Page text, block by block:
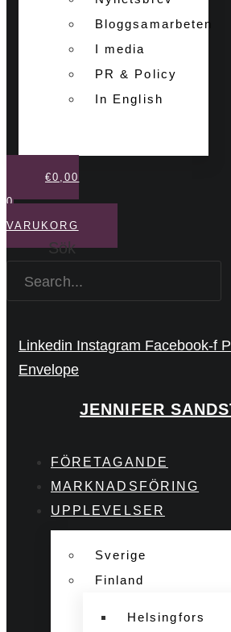
Bloggsamarbeten
I media
PR & Policy
In English
€0,00
0
VARUKORG
Sök
Linkedin Instagram Facebook-f
Envelope
JENNIFER
FÖRETAGANDE
MARKNADSFÖRING
UPPLEVELSER
Sverige
Finland
Helsingfors